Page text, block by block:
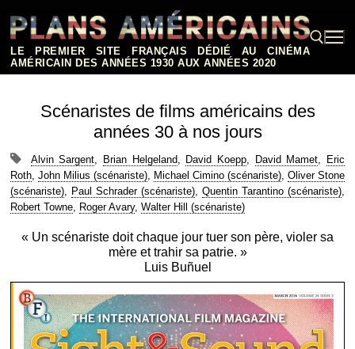
contenu
LE PREMIER SITE FRANÇAIS DÉDIÉ AU CINÉMA
AMÉRICAIN DES ANNÉES 1930 AUX ANNÉES 2020
Scénaristes de films américains des
années 30 à nos jours
Alvin Sargent, Brian Helgeland, David Koepp, David Mamet,
Eric
Roth, John Milius (scénariste), Michael Cimino (scénariste), Oliver Stone
(scénariste), Paul Schrader (scénariste), Quentin Tarantino (scénariste),
Robert Towne, Roger Avary, Walter Hill (scénariste)
« Un scénariste doit chaque jour tuer son père, violer sa
mère et trahir sa patrie. »
Luis Buñuel